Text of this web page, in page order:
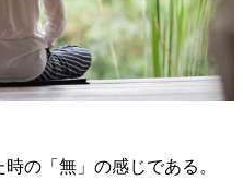
の「無」の感じである。